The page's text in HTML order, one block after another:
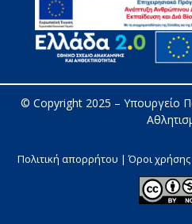
© Copyright 2025 – Υπουργείο
Πολιτική απορρήτου | Όροι